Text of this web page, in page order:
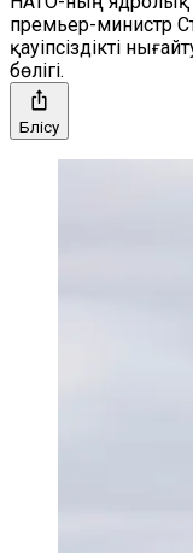
премьер-министр
қауіпсіздікті
бөлігі.
Бөлісу